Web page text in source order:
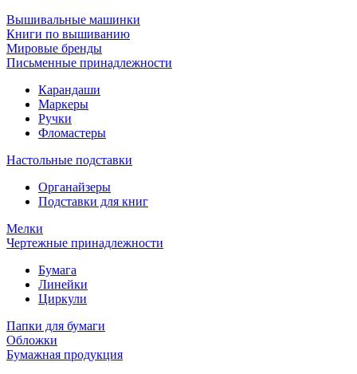
Вышивальные машинки
Книги по вышиванию
Мировые бренды
Письменные принадлежности
Карандаши
Маркеры
Ручки
Фломастеры
Настольные подставки
Органайзеры
Подставки для книг
Мелки
Чертежные принадлежности
Бумага
Линейки
Циркули
Папки для бумаги
Обложки
Бумажная продукция